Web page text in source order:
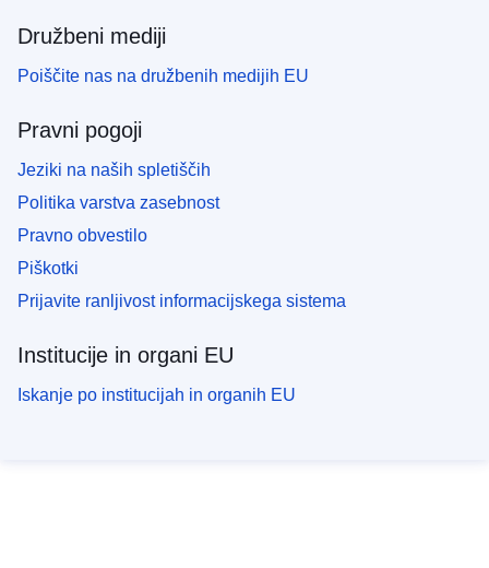
Družbeni mediji
Poiščite nas na družbenih medijih EU
Pravni pogoji
Jeziki na naših spletiščih
Politika varstva zasebnost
Pravno obvestilo
Piškotki
Prijavite ranljivost informacijskega sistema
Institucije in organi EU
Iskanje po institucijah in organih EU